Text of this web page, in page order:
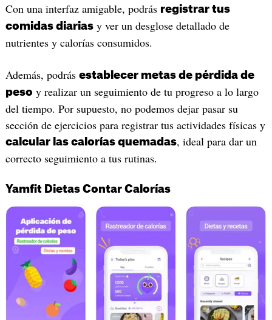
Con una interfaz amigable, podrás registrar tus
comidas diariasy ver un desglose detallado de
nutrientes y calorías consumidos.
Además, podrás establecer metas de pérdida de
peso y realizar un seguimiento de tu progreso a lo largo
del tiempo. Por supuesto, no podemos dejar pasar su
sección de ejercicios para registrar tus actividades físicas y
calcular las calorías quemadas, ideal para dar un
correcto seguimiento a tus rutinas.
Yamfit Dietas Contar Calorías